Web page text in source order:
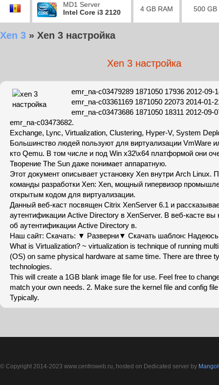
MD1 Server
Intel Core i3 2120
4 GB RAM 500 GB
Xen 3 » Xen 3 настройка
Xen 3 настройка
emr_na-c03479289 1871050 17936 2012-09-
emr_na-c03361169 1871050 22073 2014-01-
emr_na-c03473686 1871050 18311 2012-09-
emr_na-c03473682.
Exchange, Lync, Virtualization, Clustering, Hyper-V, System
Большинство людей пользуют для виртуализации VmWare
кто Qemu. В том числе и под Win x32\x64 платформой они
Творение The Sun даже понимает аппаратную.
Этот документ описывает установку Xen внутри Arch Linux.
команды разработки Xen: Xen, мощный гипервизор
открытым кодом для виртуализации.
Данный веб-каст посвящен Citrix XenServer 6.1 и
аутентификации Active Directory в XenServer. В веб-касте
об аутентификации Active Directory в.
Наш сайт: Скачать: ▼ Разверни▼ Скачать шаблон: Надеюсь
What is Virtualization? ~ virtualization is technique of running
(OS) on same physical hardware at same time. There are three
technologies.
This will create a 1GB blank image file for use. Feel free to
match your own needs. 2. Make sure the kernel file and config
Typically.
© Copyright 2014-2023 www.centroweb.ru, hosted on Dedicated server by